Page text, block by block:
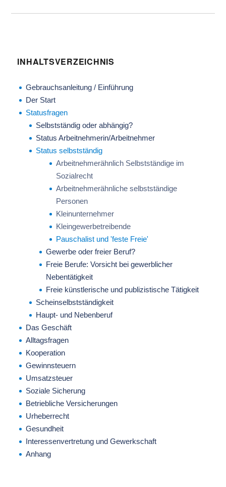
INHALTSVERZEICHNIS
Gebrauchsanleitung / Einführung
Der Start
Statusfragen
Selbstständig oder abhängig?
Status Arbeitnehmerin/Arbeitnehmer
Status selbstständig
Arbeitnehmerähnlich Selbstständige im
Sozialrecht
Arbeitnehmerähnliche selbstständige
Personen
Kleinunternehmer
Kleingewerbetreibende
Pauschalist und 'feste Freie'
Gewerbe oder freier Beruf?
Freie Berufe: Vorsicht bei gewerblicher
Nebentätigkeit
Freie künstlerische und publizistische Tätigkeit
Scheinselbstständigkeit
Haupt- und Nebenberuf
Das Geschäft
Alltagsfragen
Kooperation
Gewinnsteuern
Umsatzsteuer
Soziale Sicherung
Betriebliche Versicherungen
Urheberrecht
Gesundheit
Interessenvertretung und Gewerkschaft
Anhang